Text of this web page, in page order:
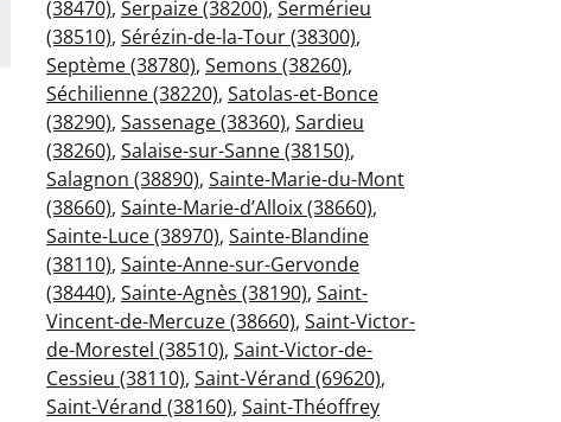
(38470), Serpaize (38200), Sermérieu
(38510), Sérézin-de-la-Tour (38300),
Septème (38780), Semons (38260),
Séchilienne (38220), Satolas-et-Bonce
(38290), Sassenage (38360), Sardieu
(38260), Salaise-sur-Sanne (38150),
Salagnon (38890), Sainte-Marie-du-Mont
(38660), Sainte-Marie-d’Alloix (38660),
Sainte-Luce (38970), Sainte-Blandine
(38110), Sainte-Anne-sur-Gervonde
(38440), Sainte-Agnès (38190), Saint-
Vincent-de-Mercuze (38660), Saint-Victor-
de-Morestel (38510), Saint-Victor-de-
Cessieu (38110), Saint-Vérand (69620),
Saint-Vérand (38160), Saint-Théoffrey